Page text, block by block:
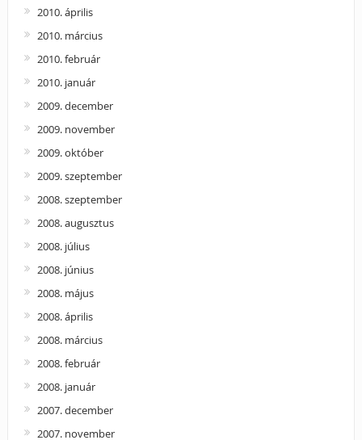
2010. április
2010. március
2010. február
2010. január
2009. december
2009. november
2009. október
2009. szeptember
2008. szeptember
2008. augusztus
2008. július
2008. június
2008. május
2008. április
2008. március
2008. február
2008. január
2007. december
2007. november